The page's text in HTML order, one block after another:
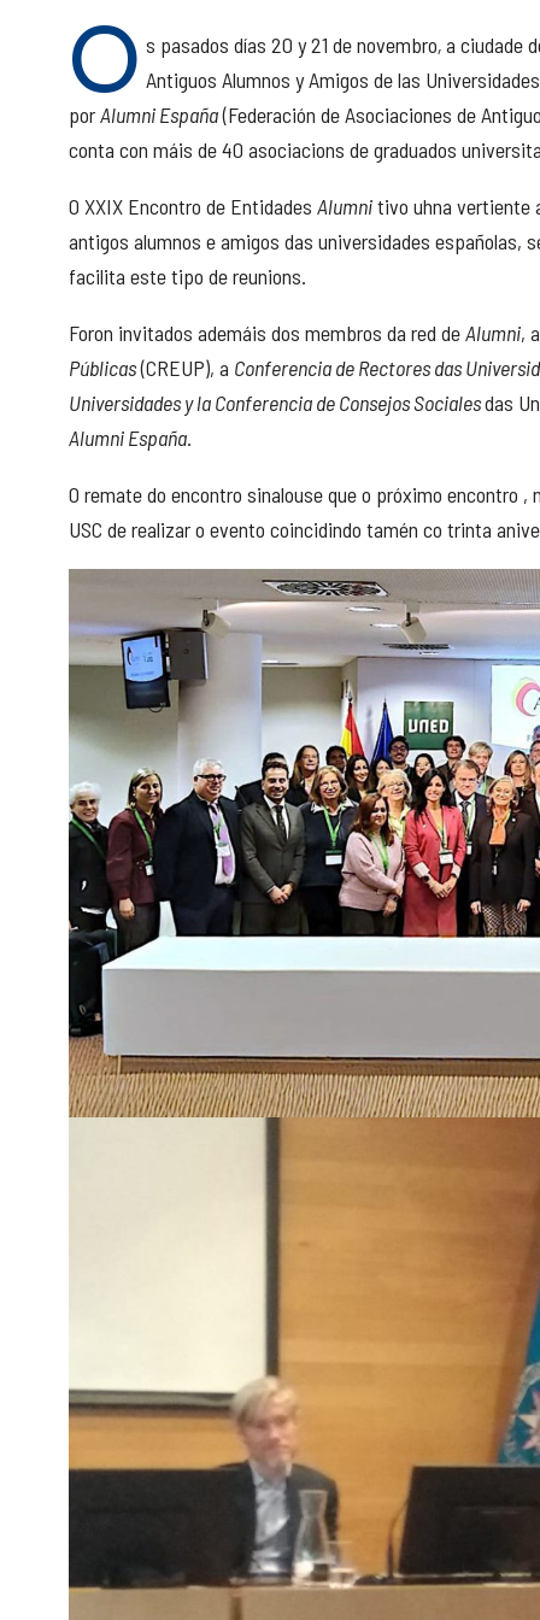
O s pasados días 20 y 21 de novembro,a ciudade
Antiguos Alumnos y Amigos de las
porAlumni España(Federación de Asociaciones de
conta con máis de 40 asociacions de graduados
O XXIX Encontro de Entidades Alumnitivo uhna vertiente
antigos alumnos e amigos das universidades españolas,
facilita este tipo de reunions.
Foron invitados ademáis dos membros da red deAlumni,
Públicas(CREUP), a Conferencia de Rectores das
Universidades y la Conferencia de Consejos Socialesdas
Alumni España.
O remate do encontro sinalouse que o próximo encontro
USC de realizar o evento coincidindo tamén co trinta